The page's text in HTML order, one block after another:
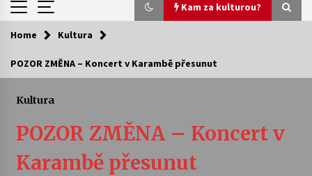
Kam za kulturou?
Kam za kulturou?
kapkou
Home Kultura
POZOR ZMĚNA – Koncert v Karambě přesunut
Kultura
POZOR ZMĚNA – Koncert v
Karambě přesunut